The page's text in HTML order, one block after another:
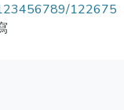
122675